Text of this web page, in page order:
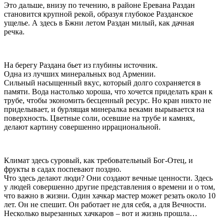
Это дальше, внизу по течению, в районе Еревана Раздан
становится крупной рекой, образуя глубокое Разданское
ущелье. А здесь в Бжни летом Раздан милый, как дачная
речка.
На берегу Раздана бьет из глубины источник.
Одна из лучших минеральных вод Армении.
Сильный насыщенный вкус, который долго сохраняется в
памяти. Вода настолько хороша, что хочется приделать кран к
трубе, чтобы экономить бесценный ресурс. Но кран никто не
приделывает, и бурлящая минералка веками вырывается на
поверхность. Цветные соли, осевшие на трубе и камнях,
делают картину совершенно иррациональной.
Климат здесь суровый, как требовательный Бог-Отец, и
фрукты в садах поспевают поздно.
Что здесь делают люди? Они создают вечные ценности. Здесь
у людей совершенно другие представления о времени и о том,
что важно в жизни. Один хачкар мастер может резать около 10
лет. Он не спешит. Он работает не для себя, а для Вечности.
Несколько вырезанных хачкаров – вот и жизнь прошла…